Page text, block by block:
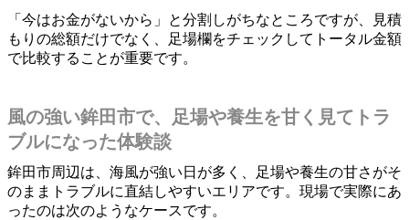
「今はお金がないから」と分割しがちなところですが、見積
もりの総額だけでなく、足場欄をチェックしてトータル金額
で比較することが重要です。
風の強い鉾田市で、足場や養生を甘く見てトラ
ブルになった体験談
鉾田市周辺は、海風が強い日が多く、足場や養生の甘さがそ
のままトラブルに直結しやすいエリアです。現場で実際にあ
ったのは次のようなケースです。